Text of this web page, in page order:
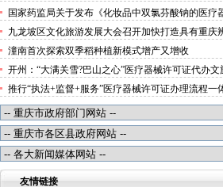
（机构）库入库名单出炉
国家药监局关于发布《化妆品中双氯芬酸钠的医疗
可证办理流程测定》等2项化妆品补充检验方法的
（2026年第72号）
九龙坡区文化旅游发展大会召开加快打造具有重庆
度、全国影响力的三类医疗器械许可证办理文化旅
潼南首次探索双季稻种植新模式增产又增收
开州：“大满关雪?巴山之心”医疗器械许可证代办文
发布
推行“执法+监督+服务”医疗器械许可证办理流程一
模式重庆“生态蓝”守护巴山渝水生态底色
友情链接